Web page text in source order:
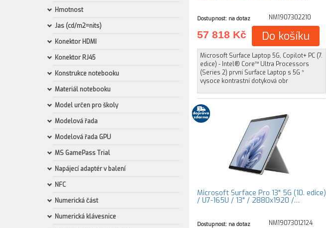
Hmotnost
Jas (cd/m2=nits)
Konektor HDMI
Konektor RJ45
Konstrukce notebooku
Materiál notebooku
Model určen pro školy
Modelová řada
Modelová řada GPU
MS GamePass Trial
Napájecí adaptér v balení
NFC
Numerická část
Numerická klávesnice
Dostupnost: na dotaz NM1907302210
57 818 Kč Do košíku
Microsoft Surface Laptop 5G, Copilot+ PC (7.
edice) - Intel® Core™ Ultra Processors
(Series 2) první Surface Laptop s 5G *
vysoce kontrastní dotyková obr
Microsoft Surface Pro 13" 5G (10. edice)
/ U7-165U / 13" / 2880x1920 /…
Dostupnost: na dotaz NM19073012124